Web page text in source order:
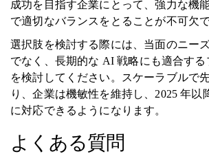
成功を目指す企業にとって、強力な機
で適切なバランスをとることが不可欠で
選択肢を検討する際には、当面のニー
でなく、長期的な AI 戦略にも適合する
を検討してください。スケーラブルで
り、企業は機敏性を維持し、2025 年以
に対応できるようになります。
よくある質問